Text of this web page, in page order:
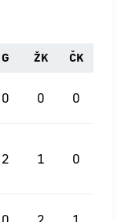
G ŽK ČK
0 0 0
2 1 0